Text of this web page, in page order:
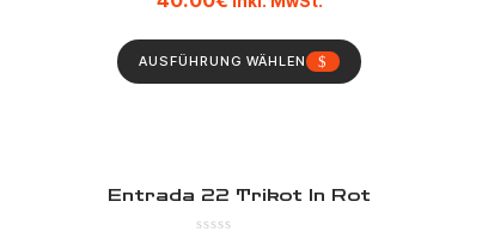
AUSFÜHRUNG WÄHLEN
Entrada 22 Trikot In Rot